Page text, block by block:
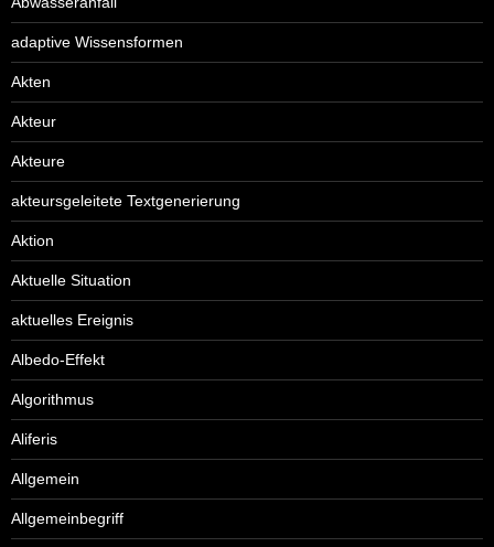
adaptive Wissensformen
Akten
Akteur
Akteure
akteursgeleitete Textgenerierung
Aktion
Aktuelle Situation
aktuelles Ereignis
Albedo-Effekt
Algorithmus
Aliferis
Allgemein
Allgemeinbegriff